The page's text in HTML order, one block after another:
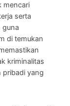
mencari
serta
guna
di temukan
kriminalitas
pribadi yang